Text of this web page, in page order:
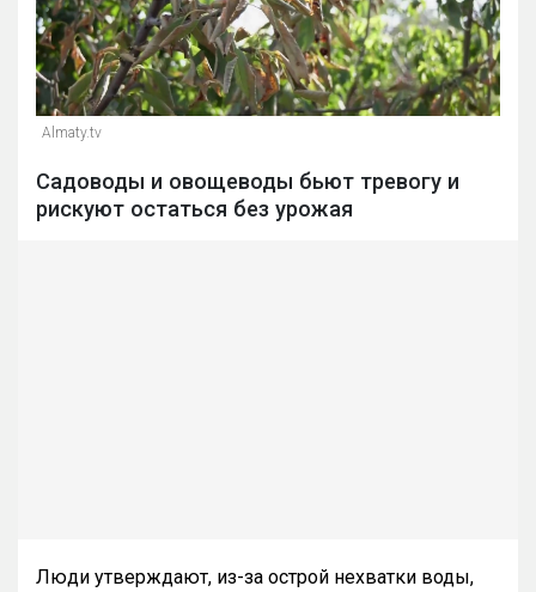
Almaty.tv
Садоводы и овощеводы бьют тревогу и
рискуют остаться без урожая
Люди утверждают, из-за острой нехватки воды,